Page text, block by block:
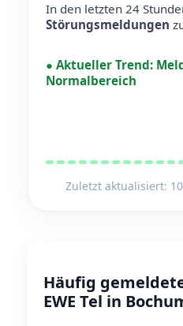
In den letzten 24
Störungsmeldungen
● Aktueller Trend:
Normalbereich
Zuletzt aktualisiert:
Häufig
EWE Tel in